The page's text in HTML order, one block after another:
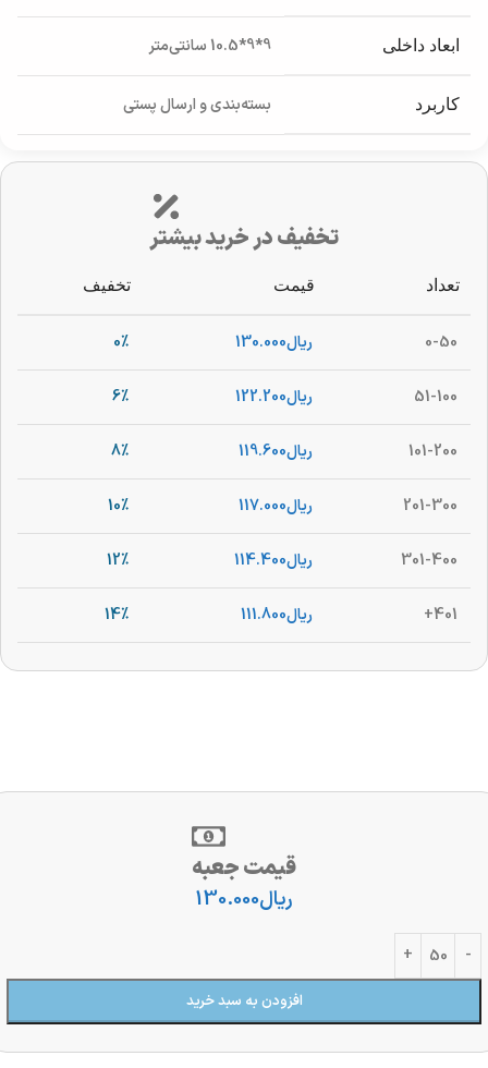
ابعاد داخلی 9*9*10.5 سانتی‌متر
کاربرد بسته‌بندی و ارسال پستی
تخفیف در خرید بیشتر
تعداد قیمت تخفیف
0-50 ریال130.000
0%
51-100 ریال122.200
6%
101-200 ریال119.600
8%
201-300 ریال117.000
10%
301-400 ریال114.400
12%
401+ ریال111.800
14%
قیمت جعبه
ریال130.000
افزودن به سبد خرید